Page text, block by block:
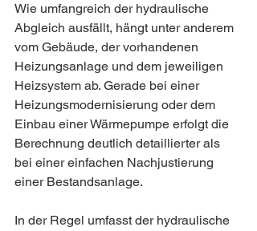
Wie umfangreich der hydraulische
Abgleich ausfällt, hängt unter anderem
vom Gebäude, der vorhandenen
Heizungsanlage und dem jeweiligen
Heizsystem ab. Gerade bei einer
Heizungsmodernisierung oder dem
Einbau einer Wärmepumpe erfolgt die
Berechnung deutlich detaillierter als
bei einer einfachen Nachjustierung
einer Bestandsanlage.
In der Regel umfasst der hydraulische